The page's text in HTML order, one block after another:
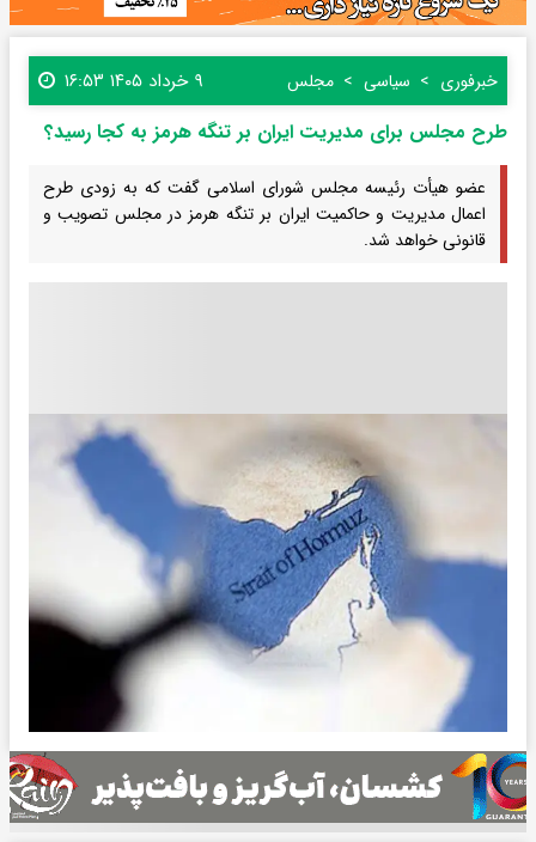
خبرفوری سیاسی مجلس ۹ خرداد ۱۴۰۵ ۱۶:۵۳
طرح مجلس برای مدیریت ایران بر تنگه هرمز به کجا رسید؟
عضو هیأت رئیسه مجلس شورای اسلامی گفت که به زودی طرح
اعمال مدیریت و حاکمیت ایران بر تنگه هرمز در مجلس تصویب و
قانونی خواهد شد.